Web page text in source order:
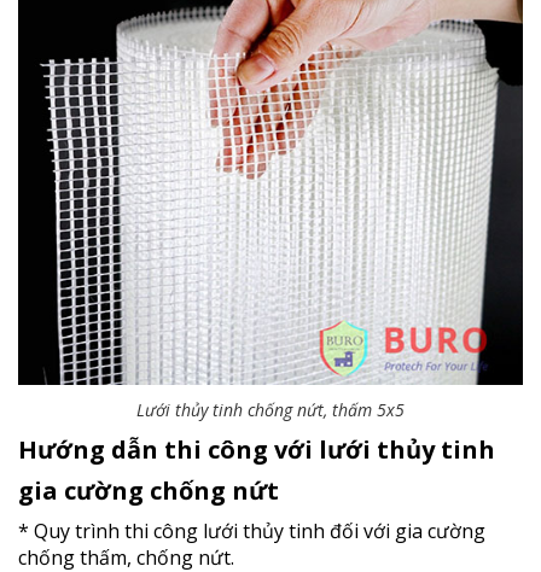
Lưới thủy tinh chống nứt, thấm 5x5
Hướng dẫn thi công với lưới thủy tinh
gia cường chống nứt
* Quy trình thi công lưới thủy tinh đối với gia cường
chống thấm, chống nứt.